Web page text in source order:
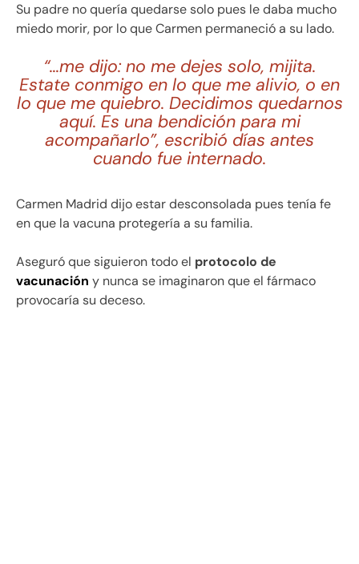
Su padre no quería quedarse solo pues le daba mucho
miedo morir, por lo que Carmen permaneció a su lado.
“…me dijo: no me dejes solo, mijita.
Estate conmigo en lo que me alivio, o en
lo que me quiebro. Decidimos quedarnos
aquí. Es una bendición para mi
acompañarlo”, escribió días antes
cuando fue internado.
Carmen Madrid dijo estar desconsolada pues tenía fe
en que la vacuna protegería a su familia.
Aseguró que siguieron todo el protocolo de
vacunación y nunca se imaginaron que el fármaco
provocaría su deceso.